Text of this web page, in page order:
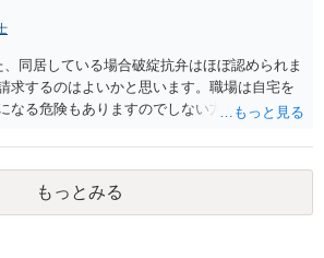
同居している場合破綻抗弁はほぼ認められま
求するのはよいかと思います。職場は自宅を
なる危険もありますのでしない方が良いで
者ですので相手方からの離婚は拒否しても仮
立しません。質問５は認知すると養育費支払
。合意があれば法的に可能ですが法律で強制
質問６は可能です。質問７は不貞行為の写真
もっとみる